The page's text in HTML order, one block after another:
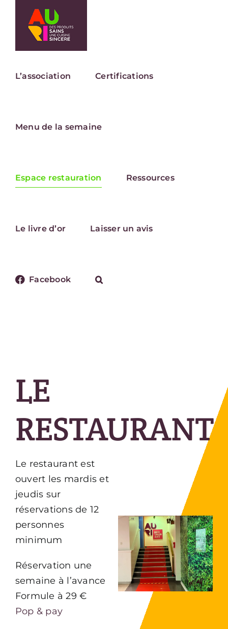
contenu
L’association Certifications
Menu de la semaine
Espace restauration Ressources
Le livre d’or Laisser un avis
Facebook
LE
RESTAURANT
Le restaurant est
ouvert les mardis et
jeudis sur
réservations de 12
personnes
minimum
Réservation une
semaine à l’avance
Formule à 29 €
Pop & pay